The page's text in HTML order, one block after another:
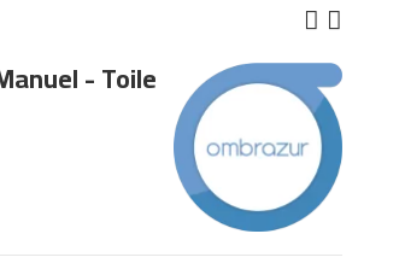
- Toile